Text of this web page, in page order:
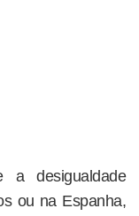
a desigualdade
ou na Espanha,